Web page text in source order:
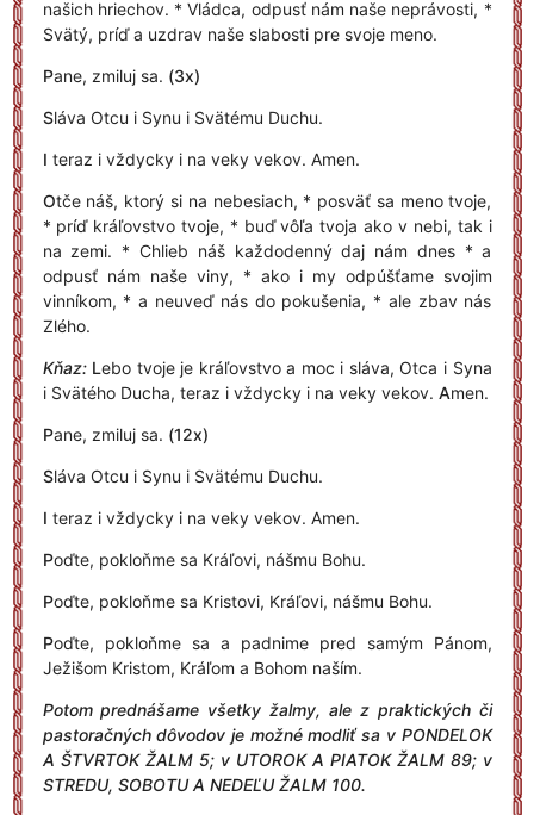
našich hriechov. * Vládca, odpusť nám naše neprávosti, *
Svätý, príď a uzdrav naše slabosti pre svoje meno.
Pane, zmiluj sa. (3x)
Sláva Otcu i Synu i Svätému Duchu.
I teraz i vždycky i na veky vekov. Amen.
Otče náš, ktorý si na nebesiach, * posväť sa meno tvoje,
* príď kráľovstvo tvoje, * buď vôľa tvoja ako v nebi, tak i
na zemi. * Chlieb náš každodenný daj nám dnes * a
odpusť nám naše viny, * ako i my odpúšťame svojim
vinníkom, * a neuveď nás do pokušenia, * ale zbav nás
Zlého.
Kňaz:Lebo tvoje je kráľovstvo a moc i sláva, Otca i Syna
i Svätého Ducha, teraz i vždycky i na veky vekov. Amen.
Pane, zmiluj sa. (12x)
Sláva Otcu i Synu i Svätému Duchu.
I teraz i vždycky i na veky vekov. Amen.
Poďte, pokloňme sa Kráľovi, nášmu Bohu.
Poďte, pokloňme sa Kristovi, Kráľovi, nášmu Bohu.
Poďte, pokloňme sa a padnime pred samým Pánom,
Ježišom Kristom, Kráľom a Bohom naším.
Potom prednášame všetky žalmy, ale z praktických či
pastoračných dôvodov je možné modliť sa v PONDELOK
A ŠTVRTOK ŽALM 5; v UTOROK A PIATOK ŽALM 89; v
STREDU, SOBOTU A NEDEĽU ŽALM 100.